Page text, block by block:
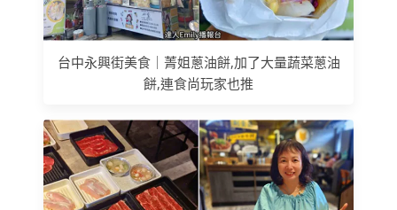
台中永興街美食｜菁姐蔥油餅,加了大量蔬菜蔥油
餅,連食尚玩家也推